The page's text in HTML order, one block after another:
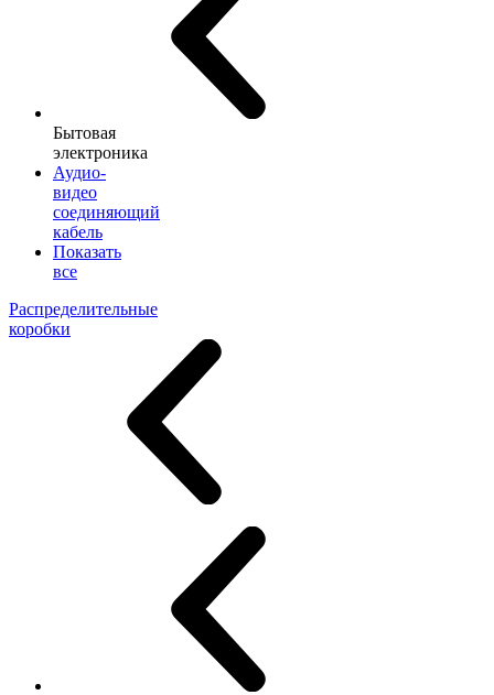
Бытовая
электроника
Аудио-
видео
соединяющий
кабель
Показать
все
Распределительные
коробки